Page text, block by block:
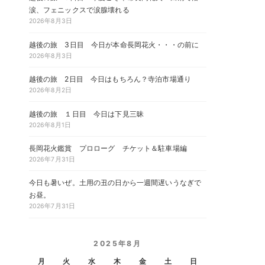
涙、フェニックスで涙腺壊れる
2026年8月3日
越後の旅 3日目 今日が本命長岡花火・・・の前に
2026年8月3日
越後の旅 2日目 今日はもちろん？寺泊市場通り
2026年8月2日
越後の旅 １日目 今日は下見三昧
2026年8月1日
長岡花火鑑賞 プロローグ チケット＆駐車場編
2026年7月31日
今日も暑いぜ。土用の丑の日から一週間遅いうなぎで
お昼。
2026年7月31日
2025年8月
月
火 水 木 金 土 日